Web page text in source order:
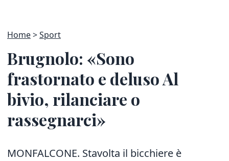
Home Sport
Brugnolo: «Sono
frastornato e deluso Al
bivio, rilanciare o
rassegnarci»
MONFALCONE. Stavolta il bicchiere è